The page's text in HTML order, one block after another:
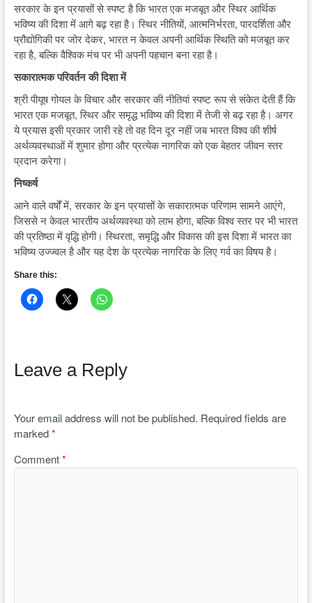
सरकार के इन प्रयासों से स्पष्ट है कि भारत एक मजबूत और स्थिर आर्थिक
भविष्य की दिशा में आगे बढ़ रहा है। स्थिर नीतियों, आत्मनिर्भरता, पारदर्शिता और
प्रौद्योगिकी पर जोर देकर, भारत न केवल अपनी आर्थिक स्थिति को मजबूत कर
रहा है, बल्कि वैश्विक मंच पर भी अपनी पहचान बना रहा है।
सकारात्मक परिवर्तन की दिशा में
श्री पीयूष गोयल के विचार और सरकार की नीतियां स्पष्ट रूप से संकेत देती हैं कि
भारत एक मजबूत, स्थिर और समृद्ध भविष्य की दिशा में तेजी से बढ़ रहा है। अगर
ये प्रयास इसी प्रकार जारी रहे तो वह दिन दूर नहीं जब भारत विश्व की शीर्ष
अर्थव्यवस्थाओं में शुमार होगा और प्रत्येक नागरिक को एक बेहतर जीवन स्तर
प्रदान करेगा।
निष्कर्ष
आने वाले वर्षों में, सरकार के इन प्रयासों के सकारात्मक परिणाम सामने आएंगे,
जिससे न केवल भारतीय अर्थव्यवस्था को लाभ होगा, बल्कि विश्व स्तर पर भी भारत
की प्रतिष्ठा में वृद्धि होगी। स्थिरता, समृद्धि और विकास की इस दिशा में भारत का
भविष्य उज्ज्वल है और यह देश के प्रत्येक नागरिक के लिए गर्व का विषय है।
Share this:
Leave a Reply
Your email address will not be published. Required fields are
marked*
Comment*